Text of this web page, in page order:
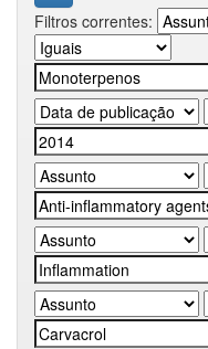
Filtros correntes: